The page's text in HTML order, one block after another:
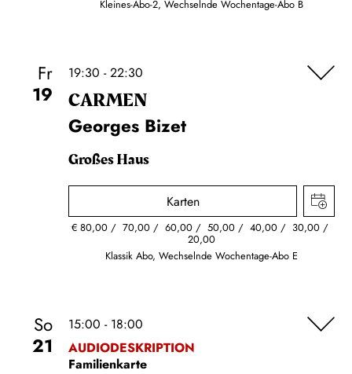
Kleines-Abo-2, Wechselnde Wochentage-Abo B
Fr
19
19:30 - 22:30
CARMEN
Georges Bizet
Großes Haus
Karten
€80,00 70,00 60,00 50,00 40,00 30,00
20,00
Klassik Abo, Wechselnde Wochentage-Abo E
So
21
15:00 - 18:00
AUDIODESKRIPTION
Familienkarte